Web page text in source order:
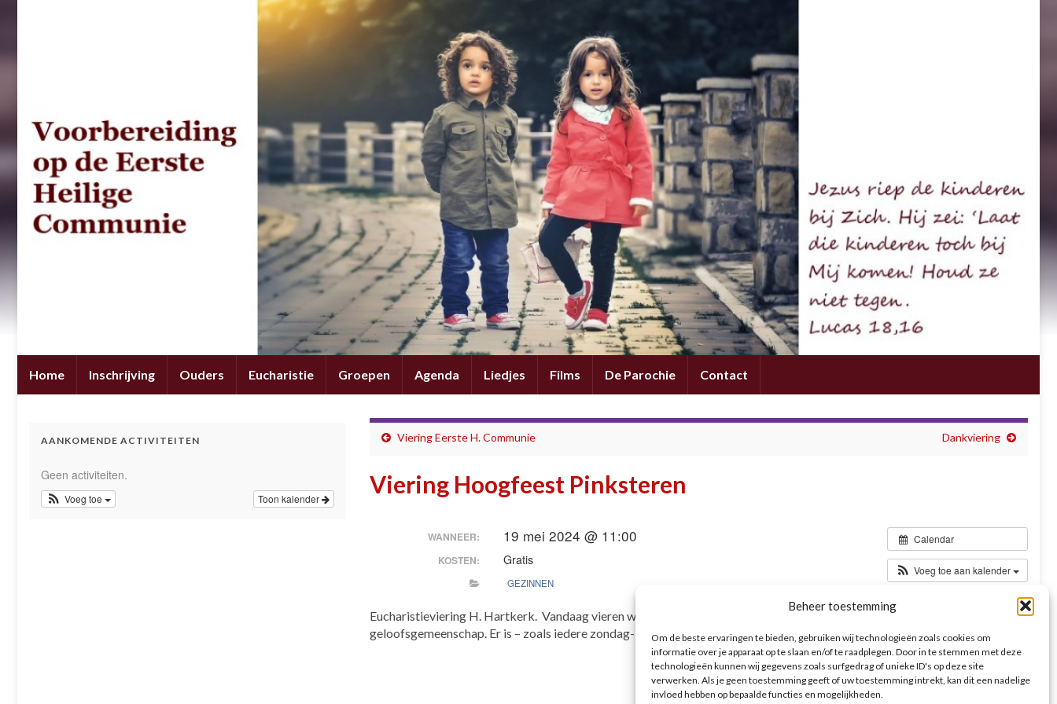
Beheer toestemming
Om de beste ervaringen te bieden, gebruiken wij technologieën zoals cookies om
informatie over je apparaat op te slaan en/of te raadplegen. Door in te stemmen met deze
technologieën kunnen wij gegevens zoals surfgedrag of unieke ID's op deze site
verwerken. Als je geen toestemming geeft of uw toestemming intrekt, kan dit een nadelige
invloed hebben op bepaalde functies en mogelijkheden.
Home Inschrijving Ouders Eucharistie Groepen Agenda Liedjes Films De Parochie Contact
Viering Eerste H. Communie Dankviering
Viering Hoogfeest Pinksteren
Calendar
Voeg toe aan kalender
WANNEER: 19 mei 2024 @ 11:00
KOSTEN: Gratis
GEZINNEN
Eucharistieviering H. Hartkerk. Vandaag vieren we het Hoogfeest van Pinksteren. Vier dit samen met de
geloofsgemeenschap. Er is – zoals iedere zondag- ook op deze dag kinderwoorddienst.
AANKOMENDE ACTIVITEITEN
Geen activiteiten.
Toon kalender
Voeg toe